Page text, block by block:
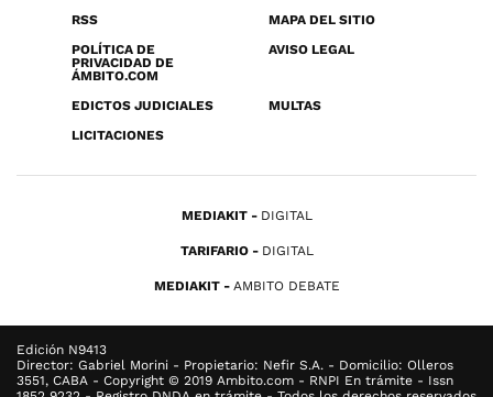
RSS
MAPA DEL SITIO
POLÍTICA DE
PRIVACIDAD DE
ÁMBITO.COM
AVISO LEGAL
EDICTOS JUDICIALES
MULTAS
LICITACIONES
MEDIAKIT DIGITAL
TARIFARIO DIGITAL
MEDIAKIT AMBITO DEBATE
Edición N9413
Director: Gabriel Morini - Propietario: Nefir S.A. - Domicilio: Olleros
3551, CABA - Copyright © 2019 Ambito.com - RNPI En trámite - Issn